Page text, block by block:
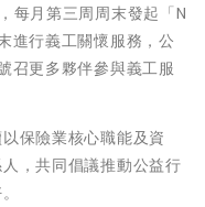
每月第三周周末發起「N
進行義工關懷服務，公
召更多夥伴參與義工服
保險業核心職能及資
，共同倡議推動公益行